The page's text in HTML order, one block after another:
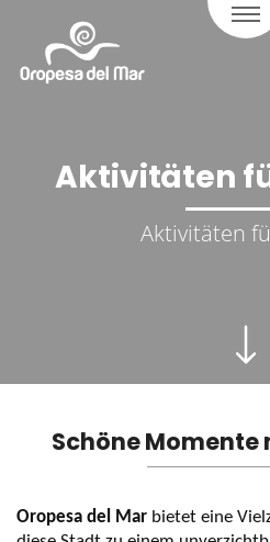
Aktivitäten
Aktivitäten
Schöne Momente
Oropesa del Mar bietet eine